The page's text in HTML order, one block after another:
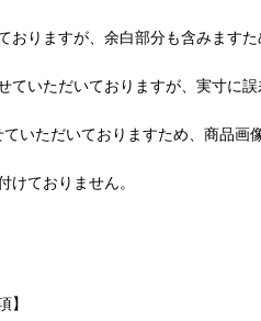
りますが、余白部分も含みます
ていただいておりますが、実寸に誤
いただいておりますため、商品
けておりません。
】